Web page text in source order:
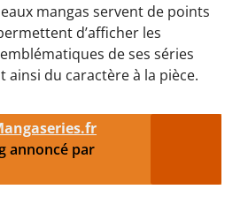
mangas servent de points
d’afficher les
de ses séries
ainsi du caractère à la pièce.
annoncé par